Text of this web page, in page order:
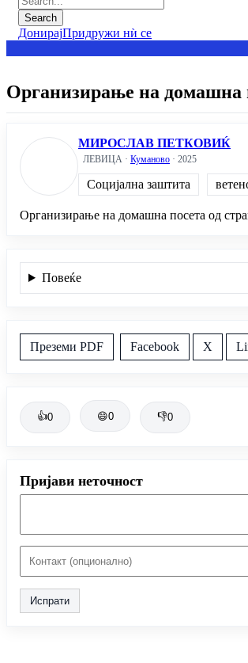
ДонирајПридружи нѝ се
Организирање на домашна
МИРОСЛАВ ПЕТКОВИЌ
ЛЕВИЦА · Куманово · 2025
Социјална заштита
Организирање на домашна посета од
Повеќе
Преземи PDF Facebook X
👍0 😄0 👎0
Пријави неточност
Испрати